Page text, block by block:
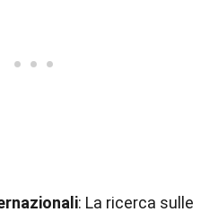
: La ricerca sulle